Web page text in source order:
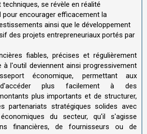
se révèle en réalité
pour encourager efficacement la
ainsi que le développement
des projets entrepreneuriaux portés par
fiables, précises et régulièrement
l'outil deviennent ainsi progressivement
économique, permettant aux
d'accéder plus facilement à des
plus importants et de structurer,
partenariats stratégiques solides avec
du secteur, qu'il s'agisse
financières, de fournisseurs ou de